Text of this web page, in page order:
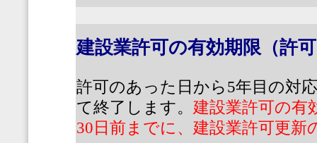
建設業許可の有効期限（許
許可のあった日から5年目の対
て終了します。 建設業許可の有
30日前までに、建設業許可更新